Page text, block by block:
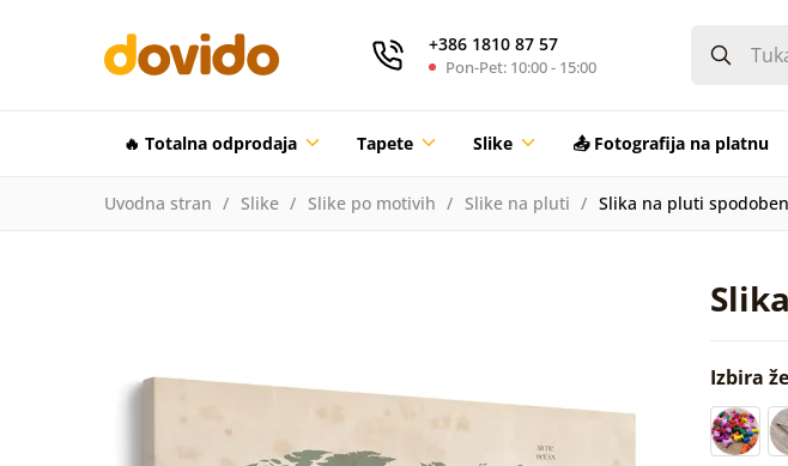
+386 1810 87 57
Pon-Pet: 10:00 - 15:00
🔥 Totalna odprodaja Tapete Slike 📤 Fotografija na platnu
Uvodna stran Slike Slike po motivih Slike na pluti Slika na pluti
Izbira